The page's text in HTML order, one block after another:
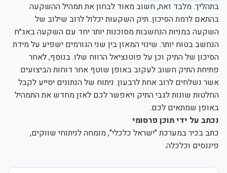
בתהליך. מלבד זאת, חשוב מאוד לבחון את תמהיל ההשקעה
בהתאם לרמת הסיכון. תיק השקעות יכלול לרוב שילוב של
השקעה במניות הנחשבות מסוכנות יותר יחד עם השקעה באג״ח
הנחשב בטוח יותר. שינוי המאזן בין שני הגורמים ישפיע על מידת
הסיכון של התיק וכן על פוטנציאל הרווח שלו. בנוסף, לאחר
פתיחת התיק חשוב לעקוב באופן שוטף אחר דוחות הביצועים
אשר נשלחים לרוב אחת לרבעון. ניתוח של הנתונים יסייע לקבל
החלטות שונות לגבי התיק ויאפשר לכם לאזן מחדש את התמהיל
באופן שמתאים לכם.
נכתב על ידי תוכן פרסומי
כתב בכיר במערכת "ישראל כלכלי", מומחה לניתוחי שווקים,
פיננסים וכלכלה.